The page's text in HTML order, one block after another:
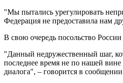
"Мы пытались урегулировать
Федерация не предоставила нам
В свою очередь посольство
"Данный недружественный шаг,
последнее время не по нашей
диалога", – говорится в